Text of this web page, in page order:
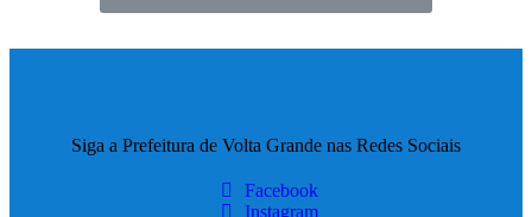
Siga a Prefeitura de Volta Grande nas Redes Sociais
Facebook
Instagram